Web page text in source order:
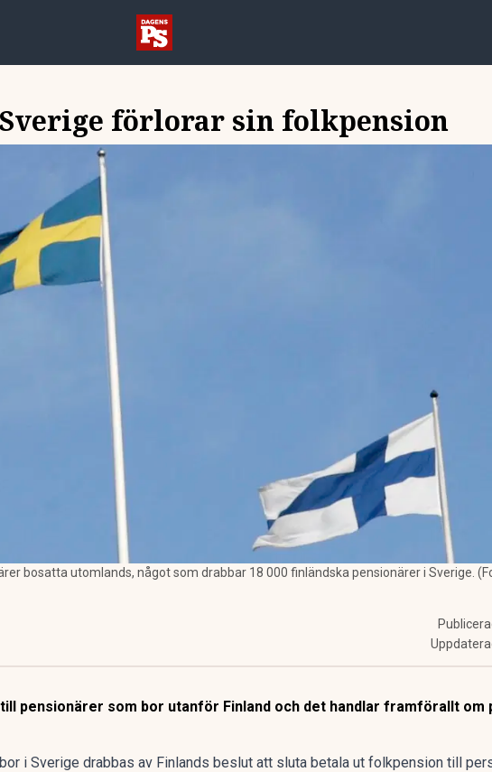
förlorar sin folkpension
bosatta utomlands, något som drabbar 18 000 finländska pensionärer i Sverige.
pensionärer som bor utanför Finland och det handlar framförallt om
i Sverige drabbas av Finlands beslut att sluta betala ut folkpension till